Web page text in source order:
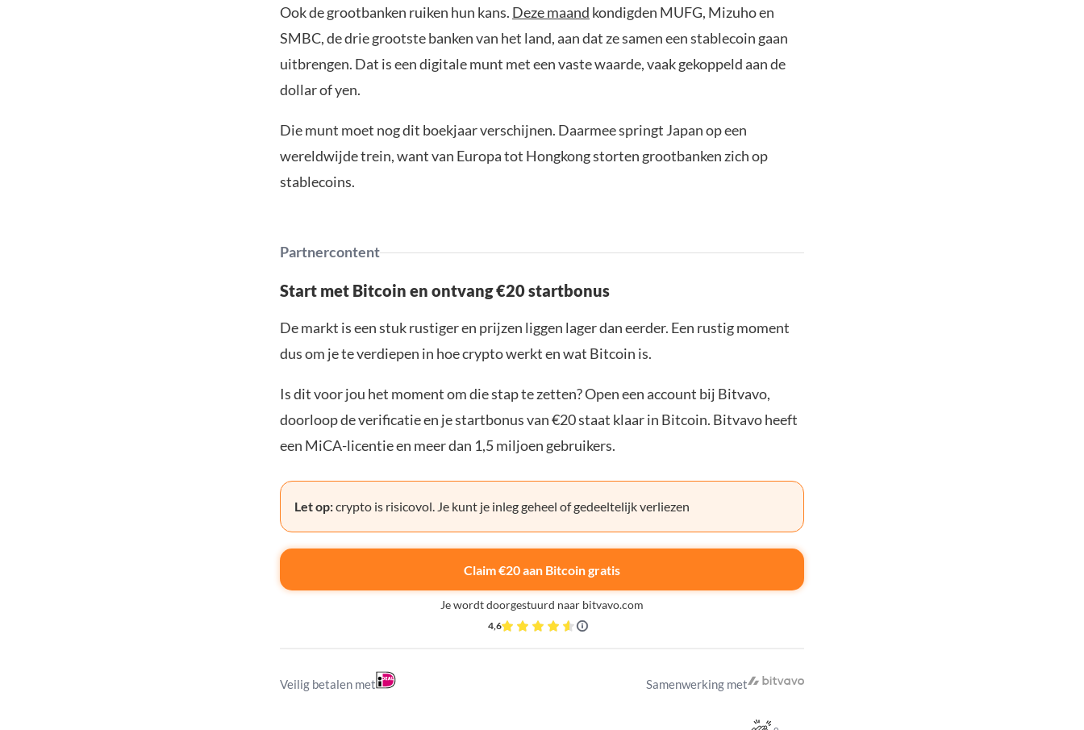
Ook de grootbanken ruiken hun kans. Deze maand kondigden MUFG, Mizuho en
SMBC, de drie grootste banken van het land, aan dat ze samen een stablecoin gaan
uitbrengen. Dat is een digitale munt met een vaste waarde, vaak gekoppeld aan de
dollar of yen.
Die munt moet nog dit boekjaar verschijnen. Daarmee springt Japan op een
wereldwijde trein, want van Europa tot Hongkong storten grootbanken zich op
stablecoins.
Partnercontent
Start met Bitcoin en ontvang €20 startbonus
De markt is een stuk rustiger en prijzen liggen lager dan eerder. Een rustig moment
dus om je te verdiepen in hoe crypto werkt en wat Bitcoin is.
Is dit voor jou het moment om die stap te zetten? Open een account bij Bitvavo,
doorloop de verificatie en je startbonus van €20 staat klaar in Bitcoin. Bitvavo heeft
een MiCA-licentie en meer dan 1,5 miljoen gebruikers.
Let op:crypto is risicovol. Je kunt je inleg geheel of gedeeltelijk verliezen
Claim €20 aan Bitcoin gratis
Je wordt doorgestuurd naar bitvavo.com
4,6
Veilig betalen met Samenwerking met